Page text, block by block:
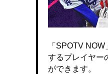
「SPOTV
するプレイヤー
ができます。